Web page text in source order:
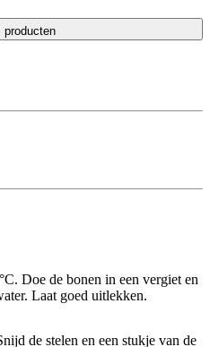
producten
Doe de bonen in een vergiet en
Laat goed uitlekken.
de stelen en een stukje van de